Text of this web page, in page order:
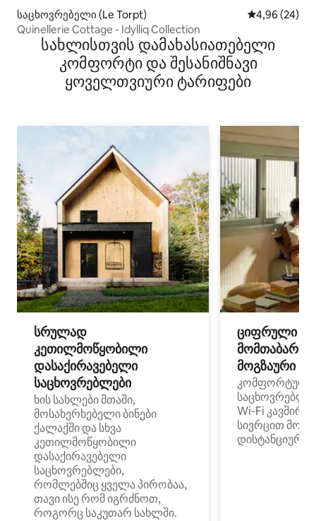
საცხოვრებელი (Le Torpt) საშუალო
4,96 (24)
Quinellerie Cottage - Idylliq Collection
სახლისთვის დამახასიათებელი
კომფორტი და შესანიშნავი
ყოველთვიური ტარიფები
სრულად
კეთილმოწყობილი
დასაქირავებელი
საცხოვრებლები
ხის სახლები მთაში,
მოსახერხებელი ბინები
ქალაქში და სხვა
კეთილმოწყობილი
დასაქირავებელი
საცხოვრებლები,
რომლებშიც ყველა პირობაა,
თავი ისე რომ იგრძნოთ,
როგორც საკუთარ სახლში.
ციფრული
მოგზაური
კომფორტული
Wi‑Fi
სივრცით
დისტანციური